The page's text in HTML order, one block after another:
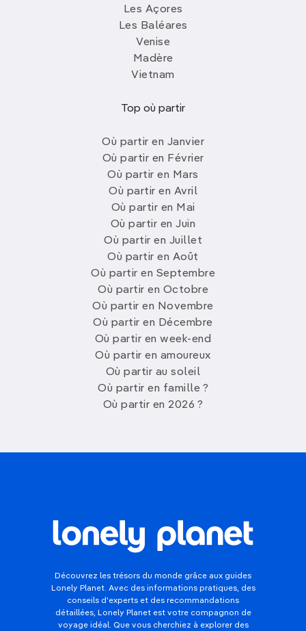
Les Açores
Les Baléares
Venise
Madère
Vietnam
Top où partir
Où partir en Janvier
Où partir en Février
Où partir en Mars
Où partir en Avril
Où partir en Mai
Où partir en Juin
Où partir en Juillet
Où partir en Août
Où partir en Septembre
Où partir en Octobre
Où partir en Novembre
Où partir en Décembre
Où partir en week-end
Où partir en amoureux
Où partir au soleil
Où partir en famille ?
Où partir en 2026 ?
Découvrez les trésors du monde grâce aux guides
Lonely Planet. Avec des informations pratiques, des
conseils d'experts et des recommandations
détaillées, Lonely Planet est votre compagnon de
voyage idéal. Que vous cherchiez à explorer des